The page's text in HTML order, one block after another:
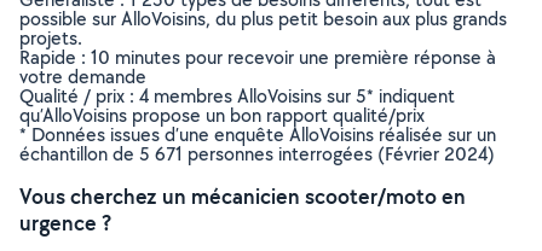
possible sur AlloVoisins, du plus petit besoin aux plus grands
projets.
Rapide : 10 minutes pour recevoir une première réponse à
votre demande
Qualité / prix : 4 membres AlloVoisins sur 5* indiquent
qu’AlloVoisins propose un bon rapport qualité/prix
* Données issues d’une enquête AlloVoisins réalisée sur un
échantillon de 5 671 personnes interrogées (Février 2024)
Vous cherchez un mécanicien scooter/moto en
urgence ?